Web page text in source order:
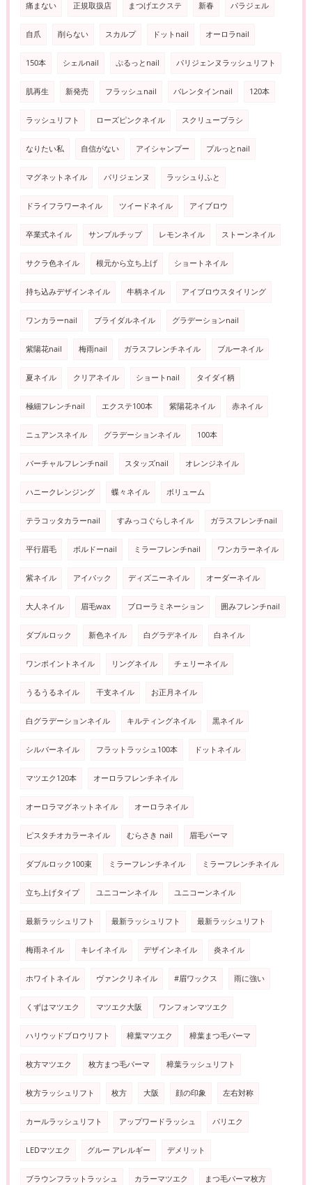
痛まない 正規取扱店 まつげエクステ 新春 パラジェル
自爪 削らない スカルプ ドットnail オーロラnail
150本 シェルnail ぷるっとnail パリジェンヌラッシュリフト
肌再生 新発売 フラッシュnail バレンタインnail 120本
ラッシュリフト ローズピンクネイル スクリューブラシ
なりたい私 自信がない アイシャンプー プルっとnail
マグネットネイル パリジェンヌ ラッシュりふと
ドライフラワーネイル ツイードネイル アイブロウ
卒業式ネイル サンプルチップ レモンネイル ストーンネイル
サクラ色ネイル 根元から立ち上げ ショートネイル
持ち込みデザインネイル 牛柄ネイル アイブロウスタイリング
ワンカラーnail ブライダルネイル グラデーションnail
紫陽花nail 梅雨nail ガラスフレンチネイル ブルーネイル
夏ネイル クリアネイル ショートnail タイダイ柄
極細フレンチnail エクステ100本 紫陽花ネイル 赤ネイル
ニュアンスネイル グラデーションネイル 100本
バーチャルフレンチnail スタッズnail オレンジネイル
ハニークレンジング 蝶々ネイル ボリューム
テラコッタカラーnail すみっコぐらしネイル ガラスフレンチnail
平行眉毛 ボルドーnail ミラーフレンチnail ワンカラーネイル
紫ネイル アイパック ディズニーネイル オーダーネイル
大人ネイル 眉毛wax ブローラミネーション 囲みフレンチnail
ダブルロック 新色ネイル 白グラデネイル 白ネイル
ワンポイントネイル リングネイル チェリーネイル
うるうるネイル 干支ネイル お正月ネイル
白グラデーションネイル キルティングネイル 黒ネイル
シルバーネイル フラットラッシュ100本 ドットネイル
マツエク120本 オーロラフレンチネイル
オーロラマグネットネイル オーロラネイル
ピスタチオカラーネイル むらさき nail 眉毛パーマ
ダブルロック100束 ミラーフレンチネイル ミラーフレンチネイル
立ち上げタイプ ユニコーンネイル ユニコーンネイル
最新ラッシュリフト 最新ラッシュリフト 最新ラッシュリフト
梅雨ネイル キレイネイル デザインネイル 炎ネイル
ホワイトネイル ヴァンクリネイル #眉ワックス 雨に強い
くずはマツエク マツエク大阪 ワンフォンマツエク
ハリウッドブロウリフト 樟葉マツエク 樟葉まつ毛パーマ
枚方マツエク 枚方まつ毛パーマ 樟葉ラッシュリフト
枚方ラッシュリフト 枚方 大阪 顔の印象 左右対称
カールラッシュリフト アップワードラッシュ パリエク
LEDマツエク グルー アレルギー デメリット
ブラウンフラットラッシュ カラーマツエク まつ毛パーマ枚方